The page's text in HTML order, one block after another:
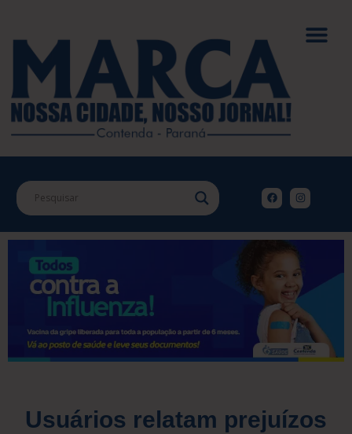
Usuários relatam prejuízos